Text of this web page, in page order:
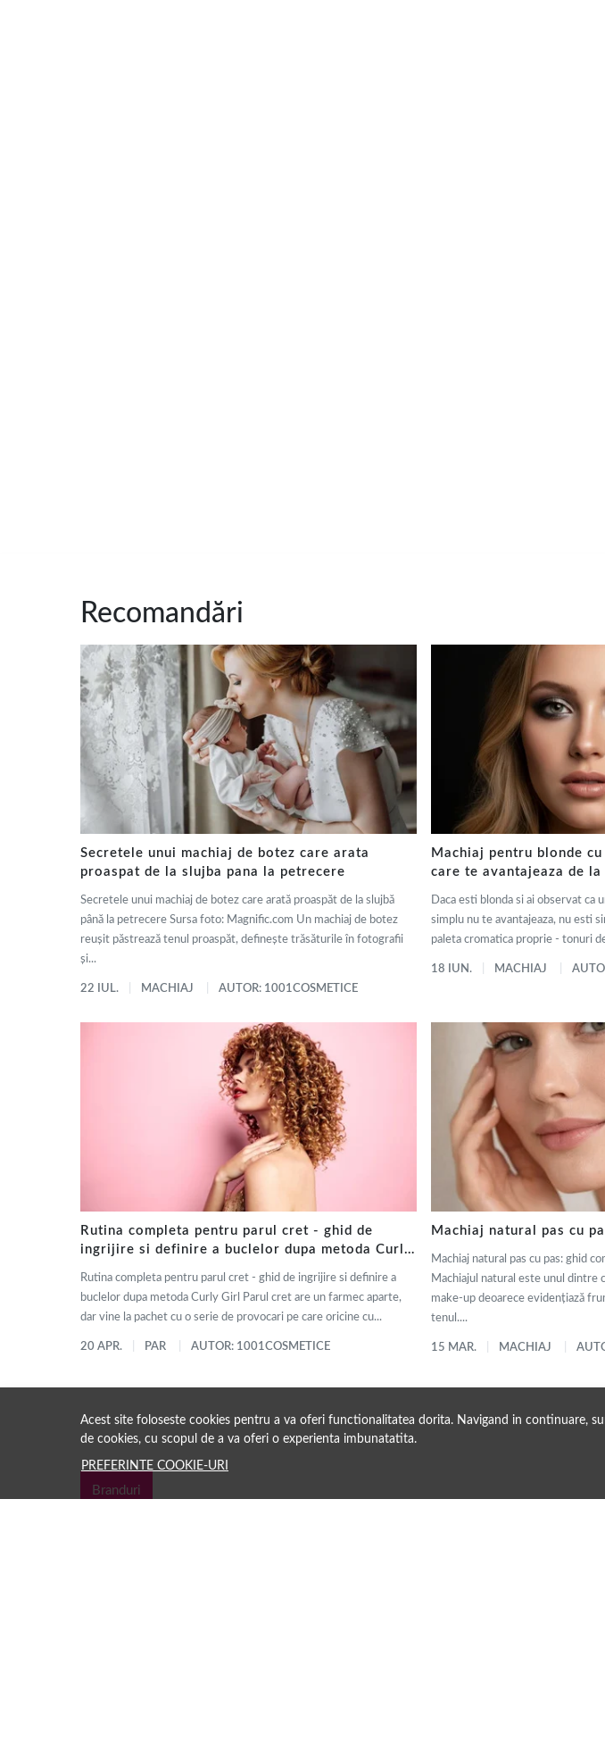
Acest site foloseste cookies pentru a va oferi functionalitatea dorita. Navigand in continuare,
de cookies, cu scopul de a va oferi o experienta imbunatatita.
PREFERINTE COOKIE-URI
Recomandări
Secretele unui machiaj de botez care arata
proaspat de la slujba pana la petrecere
Secretele unui machiaj de botez care arată proaspăt de la slujbă
până la petrecere Sursa foto: Magnific.com Un machiaj de botez
reușit păstrează tenul proaspăt, definește trăsăturile în fotografii
și...
22 IUL. MACHIAJ AUTOR: 1001COSMETICE
Machiaj pentru blonde
care te avantajeaza de
Daca esti blonda si ai observat ca
simplu nu te avantajeaza, nu esti
paleta cromatica proprie - tonuri
18 IUN. MACHIAJ
Rutina completa pentru parul cret - ghid de
ingrijire si definire a buclelor dupa metoda Curly
Rutina completa pentru parul cret - ghid de ingrijire si definire a
buclelor dupa metoda Curly Girl Parul cret are un farmec aparte,
dar vine la pachet cu o serie de provocari pe care oricine cu...
20 APR. PAR AUTOR: 1001COSMETICE
Machiaj natural pas cu
Machiaj natural pas cu pas: ghid
Machiajul natural este unul dintre
make-up deoarece evidențiază
tenul....
15 MAR. MACHIAJ
Branduri